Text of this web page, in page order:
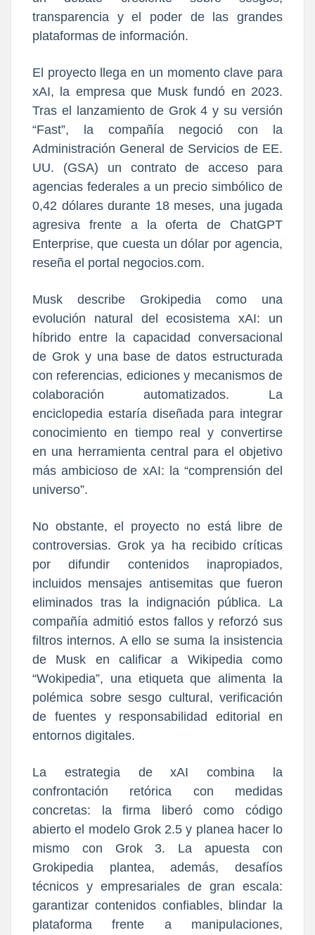
transparencia y el poder de las grandes
plataformas de información.
El proyecto llega en un momento clave para
xAI, la empresa que Musk fundó en 2023.
Tras el lanzamiento de Grok 4 y su versión
“Fast”, la compañía negoció con la
Administración General de Servicios de EE.
UU. (GSA) un contrato de acceso para
agencias federales a un precio simbólico de
0,42 dólares durante 18 meses, una jugada
agresiva frente a la oferta de ChatGPT
Enterprise, que cuesta un dólar por agencia,
reseña el portal negocios.com.
Musk describe Grokipedia como una
evolución natural del ecosistema xAI: un
híbrido entre la capacidad conversacional
de Grok y una base de datos estructurada
con referencias, ediciones y mecanismos de
colaboración automatizados. La
enciclopedia estaría diseñada para integrar
conocimiento en tiempo real y convertirse
en una herramienta central para el objetivo
más ambicioso de xAI: la “comprensión del
universo”.
No obstante, el proyecto no está libre de
controversias. Grok ya ha recibido críticas
por difundir contenidos inapropiados,
incluidos mensajes antisemitas que fueron
eliminados tras la indignación pública. La
compañía admitió estos fallos y reforzó sus
filtros internos. A ello se suma la insistencia
de Musk en calificar a Wikipedia como
“Wokipedia”, una etiqueta que alimenta la
polémica sobre sesgo cultural, verificación
de fuentes y responsabilidad editorial en
entornos digitales.
La estrategia de xAI combina la
confrontación retórica con medidas
concretas: la firma liberó como código
abierto el modelo Grok 2.5 y planea hacer lo
mismo con Grok 3. La apuesta con
Grokipedia plantea, además, desafíos
técnicos y empresariales de gran escala:
garantizar contenidos confiables, blindar la
plataforma frente a manipulaciones,